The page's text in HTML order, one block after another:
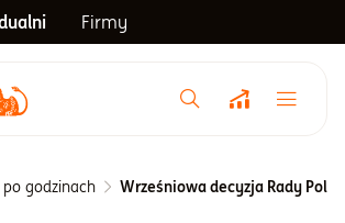
Firmy
po godzinach Wrześniowa decyzja Rady